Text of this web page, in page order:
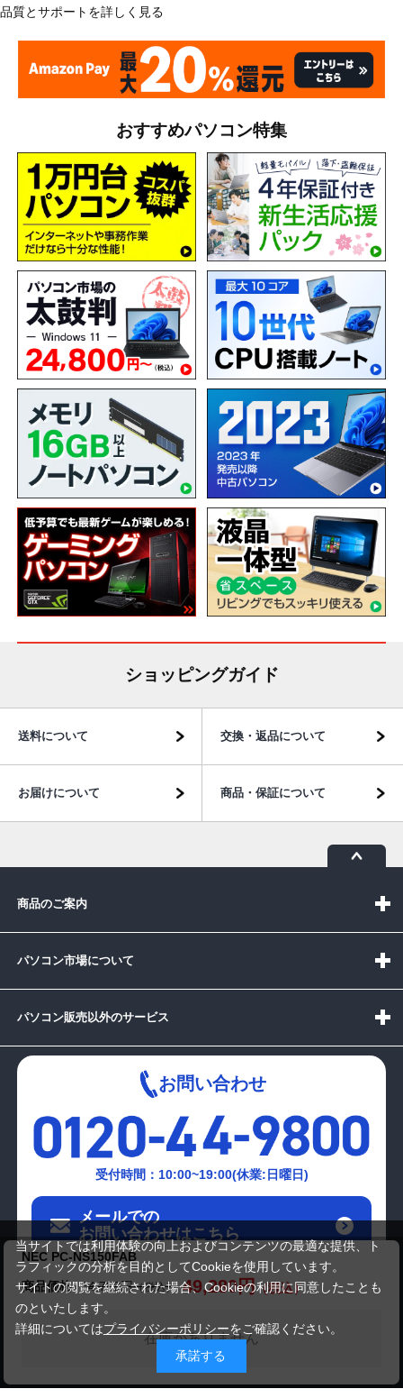
NEC PC-NS150FAB
商品価格 54,780円 49,280円
在庫がありません
品質とサポートを詳しく見る
おすすめパソコン特集
ショッピングガイド
送料について 交換・返品について
お届けについて 商品・保証について
商品のご案内
パソコン市場について
パソコン販売以外のサービス
お問い合わせ
受付時間：10:00~19:00(休業:日曜日)
メールでの
お問い合わせはこちら
Copyright(c)2024 mediator Co., Ltd. ALL Rights Reserved
当サイトでは利用体験の向上およびコンテンツの最適な提供、ト
ラフィックの分析を目的としてCookieを使用しています。
サイトの閲覧を継続された場合、Cookieの利用に同意したことも
のといたします。
詳細についてはプライバシーポリシーをご確認ください。
承諾する